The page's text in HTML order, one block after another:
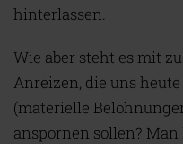
hinterlassen.
Wie aber steht es mit
Anreizen, die uns
(materielle
anspornen sollen?